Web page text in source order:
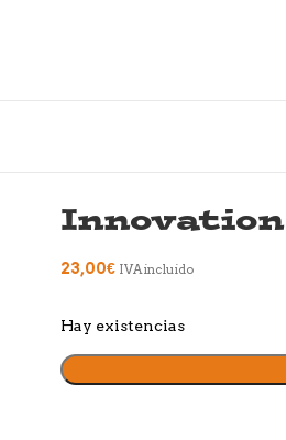
Innovation
23,00€ IVA incluido
Hay existencias